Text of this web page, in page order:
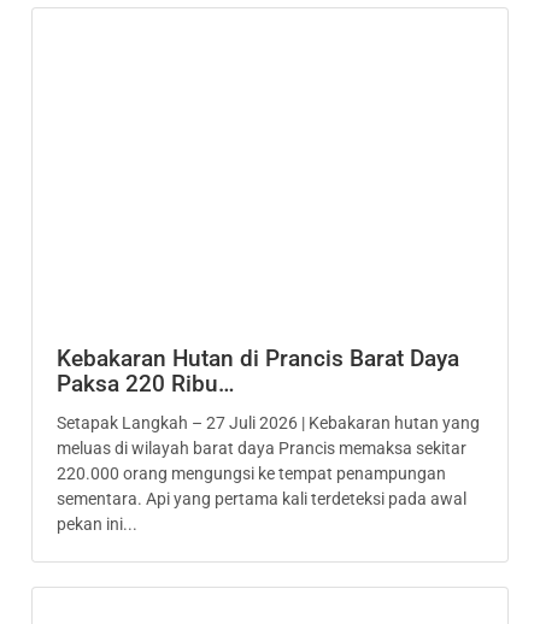
Kebakaran Hutan di Prancis Barat Daya
Paksa 220 Ribu…
Setapak Langkah – 27 Juli 2026 | Kebakaran hutan yang
meluas di wilayah barat daya Prancis memaksa sekitar
220.000 orang mengungsi ke tempat penampungan
sementara. Api yang pertama kali terdeteksi pada awal
pekan ini...